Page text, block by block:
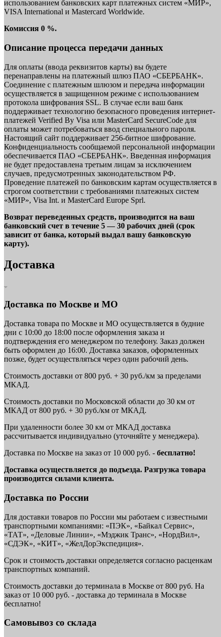
использованием банковских карт платежных систем «МИР»,
VISA International и Mastercard Worldwide.
Комиссия 0 %.
Описание процесса передачи данных
Для оплаты (ввода реквизитов карты) вы будете
перенаправлены на платежный шлюз ПАО «СБЕРБАНК».
Соединение с платежным шлюзом и передача информации
осуществляется в защищенном режиме с использованием
протокола шифрования SSL. В случае если ваш банк
поддерживает технологию безопасного проведения интернет-
платежей Verified By Visa или MasterCard SecureCode для
оплаты может потребоваться ввод специального пароля.
Настоящий сайт поддерживает 256-битное шифрование.
Конфиденциальность сообщаемой персональной информации
обеспечивается ПАО «СБЕРБАНК». Введенная информация
не будет предоставлена третьим лицам за исключением
случаев, предусмотренных законодательством РФ.
Проведение платежей по банковским картам осуществляется в
строгом соответствии с требованиями платежных систем
«МИР», Visa Int. и MasterCard Europe Sprl.
Возврат переведенных средств, производится на ваш
банковский счет в течение 5 — 30 рабочих дней (срок
зависит от банка, который выдал вашу банковскую
карту).
Доставка
Доставка по Москве и МО
Доставка товара по Москве и МО осуществляется в будние
дни с 10:00 до 18:00 после оформления заказа и
подтверждения его менеджером по телефону. Заказ должен
быть оформлен до 16:00. Доставка заказов, оформленных
позже, будет осуществляться через один рабочий день.
Стоимость доставки от 800 руб. + 30 руб./км за пределами
МКАД.
Стоимость доставки по Московской области до 30 км от
МКАД от 800 руб. + 30 руб./км от МКАД.
При удаленности более 30 км от МКАД доставка
рассчитывается индивидуально (уточняйте у менеджера).
Доставка по Москве на заказ от 10 000 руб. - бесплатно!
Доставка осуществляется до подъезда. Разгрузка товара
производится силами клиента.
Доставка по России
Для доставки товаров по России мы работаем с известными
транспортными компаниями: «ПЭК», «Байкал Сервис»,
«ТАТ», «Деловые Линии», «Мэджик Транс», «НордВил»,
«СДЭК», «КИТ», «ЖелДорЭкспедиция».
Срок и стоимость доставки определяется согласно расценкам
транспортных компаний.
Стоимость доставки до терминала в Москве от 800 руб. На
заказ от 10 000 руб. - доставка до терминала в Москве
бесплатно!
Самовывоз со склада